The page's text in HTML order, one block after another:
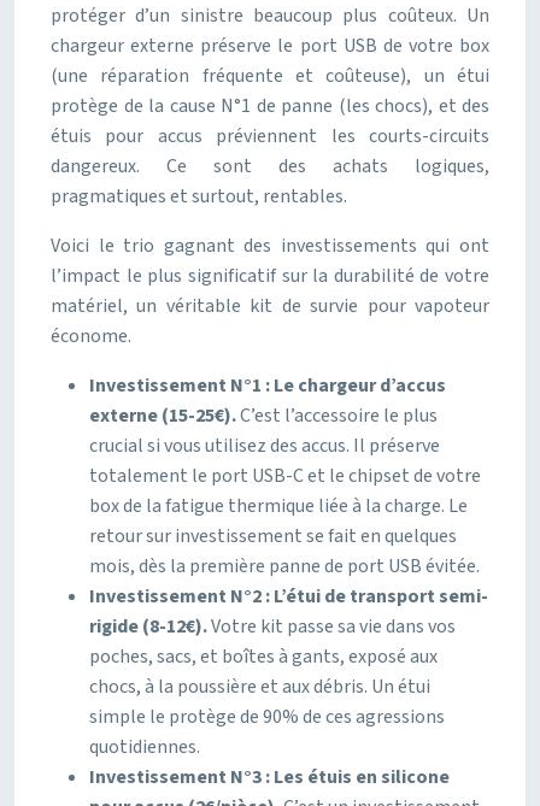
protéger d’un sinistre beaucoup plus coûteux. Un
chargeur externe préserve le port USB de votre box
(une réparation fréquente et coûteuse), un étui
protège de la cause N°1 de panne (les chocs), et des
étuis pour accus préviennent les courts-circuits
dangereux. Ce sont des achats logiques,
pragmatiques et surtout, rentables.
Voici le trio gagnant des investissements qui ont
l’impact le plus significatif sur la durabilité de votre
matériel, un véritable kit de survie pour vapoteur
économe.
Investissement N°1 : Le chargeur d’accus
externe (15-25€).C’est l’accessoire le plus
crucial si vous utilisez des accus. Il préserve
totalement le port USB-C et le chipset de votre
box de la fatigue thermique liée à la charge. Le
retour sur investissement se fait en quelques
mois, dès la première panne de port USB évitée.
Investissement N°2 : L’étui de transport semi-
rigide (8-12€).Votre kit passe sa vie dans vos
poches, sacs, et boîtes à gants, exposé aux
chocs, à la poussière et aux débris. Un étui
simple le protège de 90% de ces agressions
quotidiennes.
Investissement N°3 : Les étuis en silicone